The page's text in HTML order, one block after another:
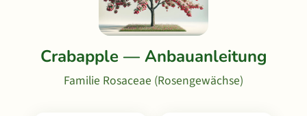
Crabapple — Anbauanleitung
Familie Rosaceae (Rosengewächse)